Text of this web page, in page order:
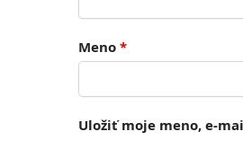
Meno *
Uložiť moje meno, e-